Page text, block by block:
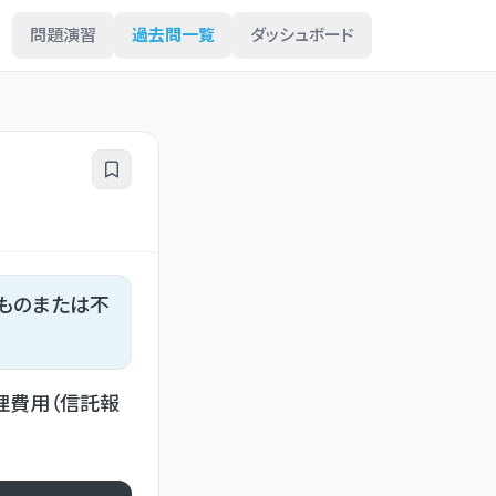
問題演習 過去問一覧 ダッシュボード
のまたは不
費用（信託報